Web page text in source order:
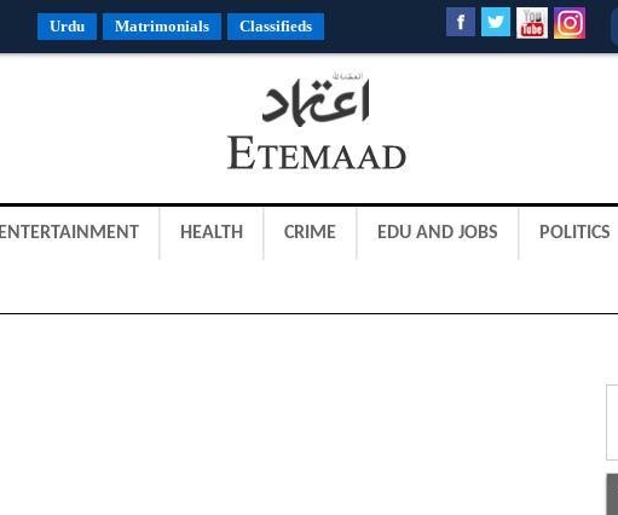
Urdu Matrimonials Classifieds
ENTERTAINMENT HEALTH CRIME EDU AND JOBS POLITICS